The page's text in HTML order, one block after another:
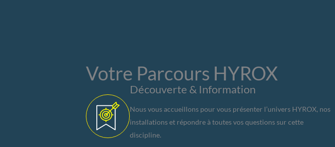
Votre Parcours HYROX
Découverte & Information
Nous vous accueillons pour vous présenter l’univers HYROX, nos
installations et répondre à toutes vos questions sur cette
discipline.